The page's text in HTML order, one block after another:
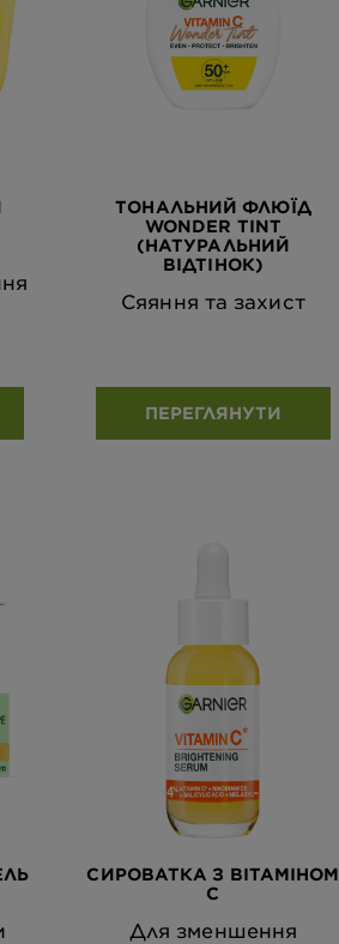
ТОНАЛЬНИЙ ФЛЮЇД
WONDER TINT
(НАТУРАЛЬНИЙ
ВІДТІНОК)
Сяяння та захист
ПЕРЕГЛЯНУТИ
СИРОВАТКА З ВІТАМІНОМ
С
Для зменшення